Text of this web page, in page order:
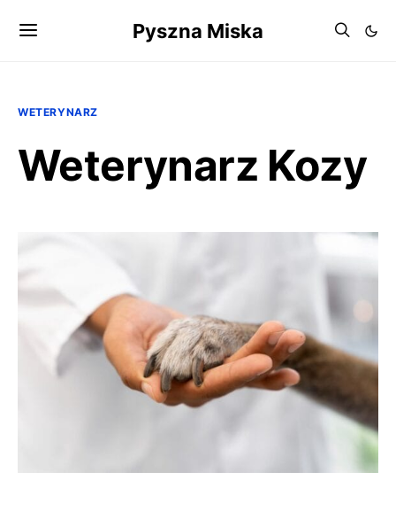
Pyszna Miska
WETERYNARZ
Weterynarz Kozy